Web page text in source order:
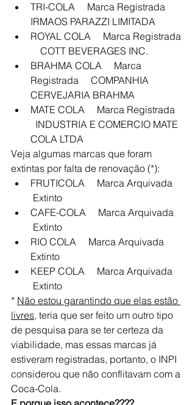
TRI-COLA     Marca Registrada
IRMAOS PARAZZI LIMITADA
ROYAL COLA     Marca Registrada
    COTT BEVERAGES INC.
BRAHMA COLA     Marca
Registrada     COMPANHIA
CERVEJARIA BRAHMA
MATE COLA     Marca Registrada
  INDUSTRIA E COMERCIO MATE
COLA LTDA
Veja algumas marcas que foram
extintas por falta de renovação (*):
FRUTICOLA     Marca Arquivada
Extinto
CAFE-COLA     Marca Arquivada
Extinto
RIO COLA     Marca Arquivada
Extinto
KEEP COLA     Marca Arquivada
Extinto
* Não estou garantindo que elas estão
livres, teria que ser feito um outro tipo
de pesquisa para se ter certeza da
viabilidade, mas essas marcas já
estiveram registradas, portanto, o INPI
considerou que não conflitavam com a
Coca-Cola.